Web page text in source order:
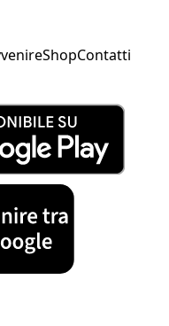
ShopContatti